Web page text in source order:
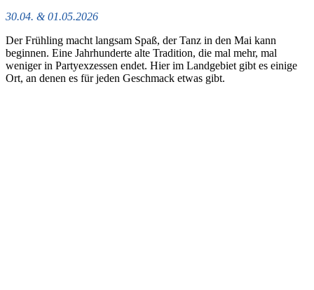
30.04. & 01.05.2026
Der Frühling macht langsam Spaß, der Tanz in den Mai kann
beginnen. Eine Jahrhunderte alte Tradition, die mal mehr, mal
weniger in Partyexzessen endet. Hier im Landgebiet gibt es einige
Ort, an denen es für jeden Geschmack etwas gibt.